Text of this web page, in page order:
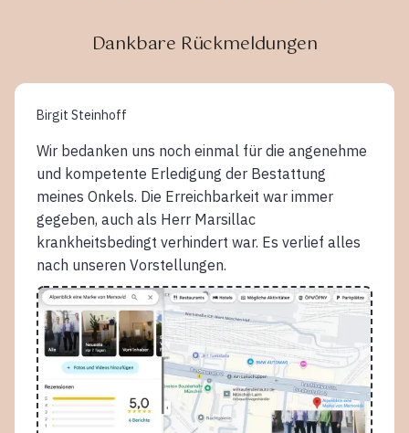
Dankbare Rückmeldungen
Birgit Steinhoff
Wir bedanken uns noch einmal für die angenehme
und kompetente Erledigung der Bestattung
meines Onkels. Die Erreichbarkeit war immer
gegeben, auch als Herr Marsillac
krankheitsbedingt verhindert war. Es verlief alles
nach unseren Vorstellungen.